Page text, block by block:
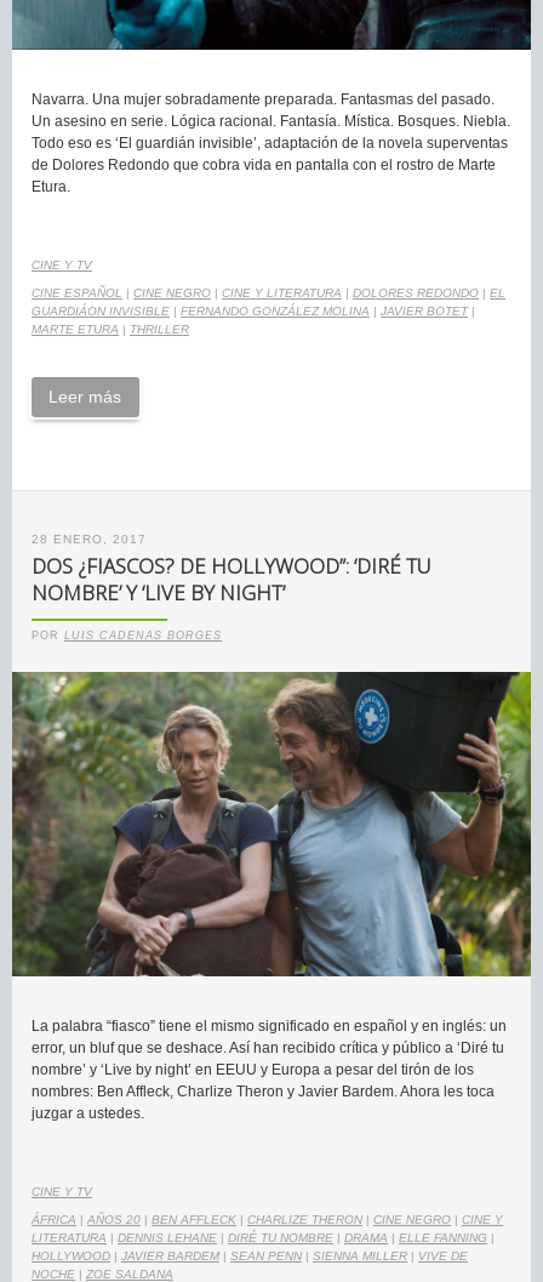
Navarra. Una mujer sobradamente preparada. Fantasmas del pasado.
Un asesino en serie. Lógica racional. Fantasía. Mística. Bosques. Niebla.
Todo eso es ‘El guardián invisible’, adaptación de la novela superventas
de Dolores Redondo que cobra vida en pantalla con el rostro de Marte
Etura.
CINE Y TV
CINE ESPAÑOL | CINE NEGRO | CINE Y LITERATURA | DOLORES REDONDO | EL
GUARDIÁON INVISIBLE | FERNANDO GONZÁLEZ MOLINA | JAVIER BOTET|
MARTE ETURA | THRILLER
Leer más
28 ENERO, 2017
DOS ¿FIASCOS? DE HOLLYWOOD”: ‘DIRÉ TU
NOMBRE’ Y ‘LIVE BY NIGHT’
POR LUIS CADENAS BORGES
La palabra “fiasco” tiene el mismo significado en español y en inglés: un
error, un bluf que se deshace. Así han recibido crítica y público a ‘Diré tu
nombre’ y ‘Live by night’ en EEUU y Europa a pesar del tirón de los
nombres: Ben Affleck, Charlize Theron y Javier Bardem. Ahora les toca
juzgar a ustedes.
CINE Y TV
ÁFRICA | AÑOS 20 | BEN AFFLECK | CHARLIZE THERON | CINE NEGRO | CINE Y
LITERATURA | DENNIS LEHANE | DIRÉ TU NOMBRE | DRAMA | ELLE FANNING |
HOLLYWOOD | JAVIER BARDEM | SEAN PENN | SIENNA MILLER | VIVE DE
NOCHE | ZOE SALDANA